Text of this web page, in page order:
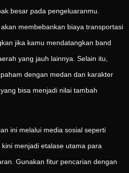
besar pada pengeluaranmu.
membebankan biaya transportasi
jika kamu mendatangkan band
yang jauh lainnya. Selain itu,
dengan medan dan karakter
bisa menjadi nilai tambah
ini melalui media sosial seperti
menjadi etalase utama para
Gunakan fitur pencarian dengan